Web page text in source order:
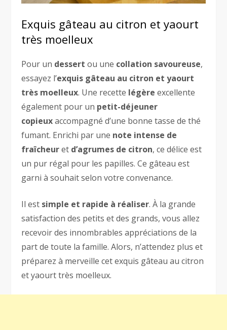
Exquis gâteau au citron et yaourt
très moelleux
Pour un dessert ou une collation savoureuse,
essayez l’exquis gâteau au citron et yaourt
très moelleux. Une recette légère excellente
également pour un petit-déjeuner
copieuxaccompagné d’une bonne tasse de thé
fumant. Enrichi par une note intense de
fraîcheuret d’agrumes de citron, ce délice est
un pur régal pour les papilles. Ce gâteau est
garni à souhait selon votre convenance.
Il est simple et rapide à réaliser. À la grande
satisfaction des petits et des grands, vous allez
recevoir des innombrables appréciations de la
part de toute la famille. Alors, n’attendez plus et
préparez à merveille cet exquis gâteau au citron
et yaourt très moelleux.